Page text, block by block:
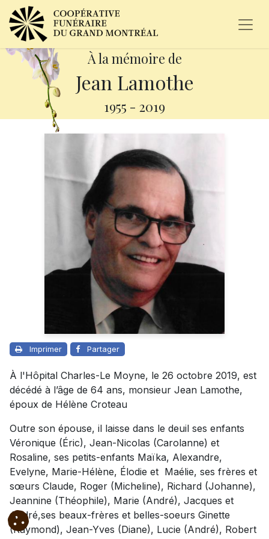
À la mémoire de
Jean Lamothe
1955 - 2019
Imprimer Partager
À l'Hôpital Charles-Le Moyne, le 26 octobre 2019, est
décédé à l’âge de 64 ans, monsieur Jean Lamothe,
époux de Hélène Croteau
Outre son épouse, il laisse dans le deuil ses enfants
Véronique (Éric), Jean-Nicolas (Carolanne) et
Rosaline, ses petits-enfants Maïka, Alexandre,
Evelyne, Marie-Hélène, Élodie et Maélie, ses frères et
sœurs Claude, Roger (Micheline), Richard (Johanne),
Jeannine (Théophile), Marie (André), Jacques et
André,ses beaux-frères et belles-soeurs Ginette
(Raymond), Jean-Yves (Diane), Lucie (André), Robert